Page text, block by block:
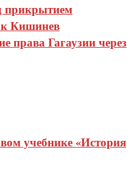
прикрытием
Кишинев
права Гагаузии через
учебнике «История